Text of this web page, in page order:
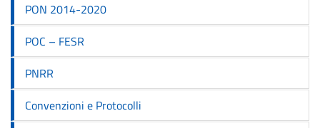
PON 2014-2020
POC – FESR
PNRR
Convenzioni e Protocolli